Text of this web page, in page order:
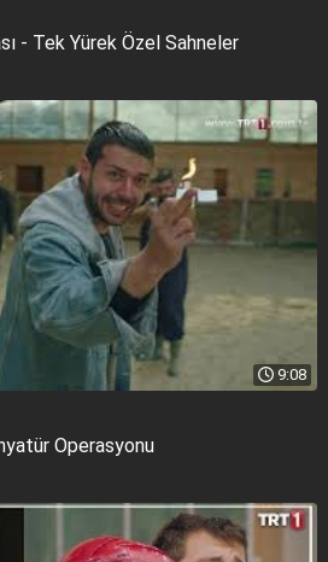
- Tek Yürek Özel Sahneler
9:08
Operasyonu